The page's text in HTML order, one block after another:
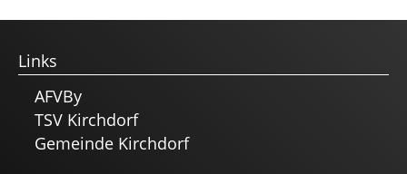
Links
AFVBy
TSV Kirchdorf
Gemeinde Kirchdorf